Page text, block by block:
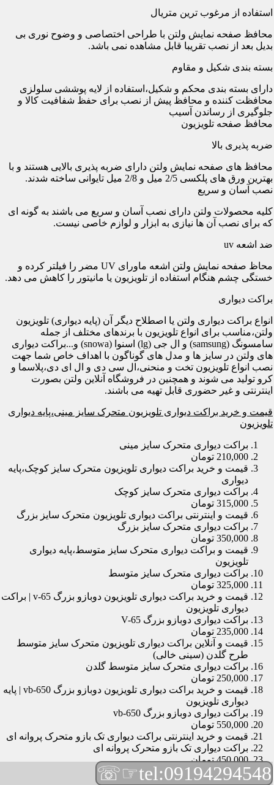
استفاده از مرغوب ترین متریال
محافظ صفحه نمایش ولتن با طراحی اختصاصی و وضوح نوری بی
بدیل بعد از نصب تقریبا قابل مشاهده نمی باشد.
بسته بندی شکیل و مقاوم
دارای بسته بندی محکم و شکیل،استفاده از لایه پوششی سلولزی
محافظت کننده و محافظ پیش از نصب برای حفظ شفافیت کالا و
جلوگیری از رساندن آسیب
محافظ صفحه تلویزیون
ضربه پذیری بالا
محافظ های صفحه نمایش ولتن دارای ضربه پذیری بالایی هستند و با
بهترین ورق های پلکسی 2/5 میل و 2/8 میل تایوانی ساخته شدند.
نصب آسان و سریع
کلیه محصولات ولتن دارای نصب آسان و سریع می باشند به گونه ای
که برای نصب آن ها نیازی به ابزار و لوازم خاصی نیست.
ضد اشعه uv
محاظ صفحه نمایش ولتن اشعه ماورای UV مضر را فیلتر کرده و
خستگی چشم هنگام استفاده از تلویزیون یا مانیتور را کاهش می دهد.
براکت دیواری
انواع براکت دیواری ولتن یا اصطلاح دیگر آن (پایه دیواری) تلویزیون
ولتن،مناسب برای انواع تلویزیون با برندهای مختلف از جمله
سامسونگ (samsung) و ال جی (lg) اسنوا (snowa) و...براکت دیواری
های ولتن در سایز ها و مدل های گوناگون با اهداف خاص شما جهت
نصب انواع تلویزیون تخت و منحنی،ال سی دی و ال ای دی،پلاسما و
کرو تولید می شوند و همچنین در فروشگاه آنلاین ولتن بصورت
اینترنتی و غیر حضوری قابل تهیه می باشند.
قیمت و خرید براکت دیواری تلویزیون متحرک سایز مینی،پایه دیواری
تلویزیون
براکت دیواری متحرک سایز مینی
210,000 تومان
قیمت و خرید براکت دیواری تلویزیون متحرک سایز کوچک،پایه
دیواری
براکت دیواری متحرک سایز کوچک
315,000 تومان
قیمت و اینترنتی براکت دیواری تلویزیون متحرک سایز بزرگ
براکت دیواری متحرک سایز بزرگ
350,000 تومان
قیمت و براکت دیواری متحرک سایز متوسط،پایه دیواری
تلویزیون
براکت دیواری متحرک سایز متوسط
325,000 تومان
قیمت و خرید براکت دیواری تلویزیون دوبازو بزرگ v-65 | براکت
دیواری تلویزیون
براکت دیواری دوبازو بزرگ V-65
235,000 تومان
قیمت و آنلاین براکت دیواری تلویزیون متحرک سایز متوسط
طرح گلدن (سینی خالی)
براکت دیواری متحرک سایز متوسط گلدن
250,000 تومان
قیمت و خرید براکت دیواری تلویزیون دوبازو بزرگ vb-650 | پایه
دیواری تلویزیون
براکت دیواری دوبازو بزرگ vb-650
550,000 تومان
قیمت و خرید اینترنتی براکت دیواری تک بازو متحرک پروانه ای
براکت دیواری تک بازو متحرک پروانه ای
450,000 تومان
قیمت و براکت دیواری تلویزیون مچی | براکت دیواری تلویزیون
tel:09194294548
☞☏